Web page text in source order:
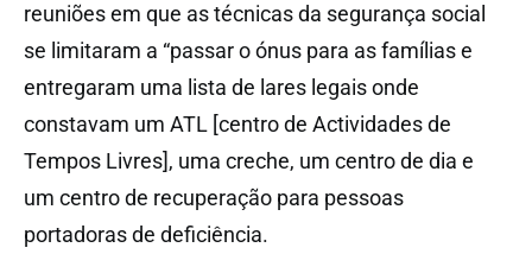
reuniões em que as técnicas da segurança social
se limitaram a “passar o ónus para as famílias e
entregaram uma lista de lares legais onde
constavam um ATL [centro de Actividades de
Tempos Livres], uma creche, um centro de dia e
um centro de recuperação para pessoas
portadoras de deficiência.